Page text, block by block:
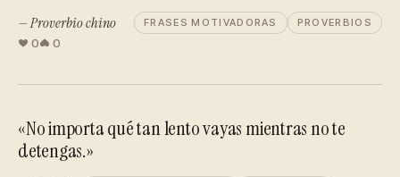
— Proverbio chino FRASES MOTIVADORAS PROVERBIOS
0 0
«No importa qué tan lento vayas mientras no te
detengas.»